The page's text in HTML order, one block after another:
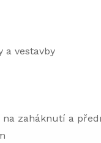
a vestavby
zaháknutí a